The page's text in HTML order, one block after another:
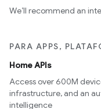
We’ll recommend an
PARA APPS,
Home APIs
Access over 600M
infrastructure, and an
intelligence